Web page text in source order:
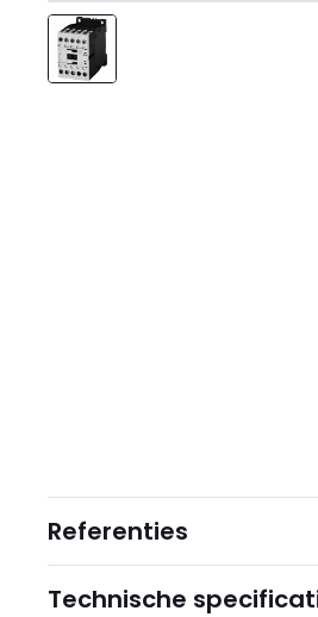
Referenties
Technische